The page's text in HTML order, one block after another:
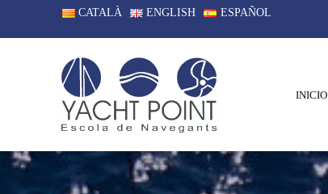
CATALÀ ENGLISH ESPAÑOL
INICIO